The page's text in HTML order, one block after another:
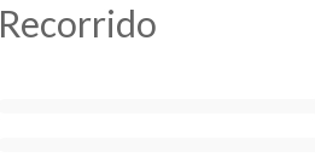
Recorrido